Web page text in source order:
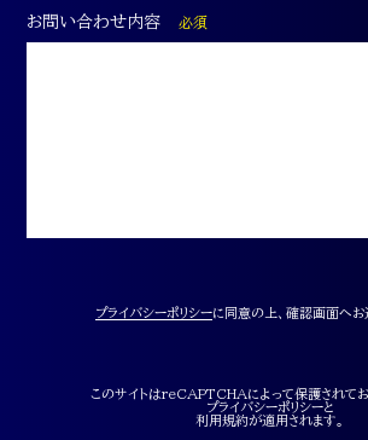
お問い合わせ内容 必須
プライバシーポリシーに同意の上、確認画面へお
このサイトはreCAPTCHAによって保護されて
プライバシーポリシーと
利用規約が適用されます。